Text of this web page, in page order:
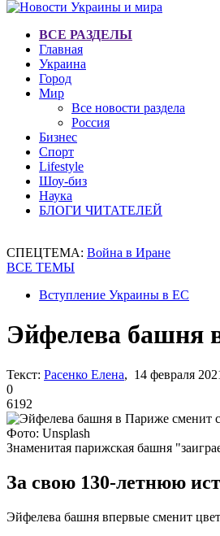
ВСЕ РАЗДЕЛЫ
Главная
Украина
Город
Мир
Все новости раздела
Россия
Бизнес
Спорт
Lifestyle
Шоу-биз
Наука
БЛОГИ ЧИТАТЕЛЕЙ
СПЕЦТЕМА: Война в Иране
ВСЕ ТЕМЫ
Вступление Украины в ЕС
Эйфелева башня
Текст: Расенко Елена, 14 февраля
0
6192
Фото: Unsplash
Знаменитая парижская башня
За свою 130-летнюю
Эйфелева башня впервые сменит